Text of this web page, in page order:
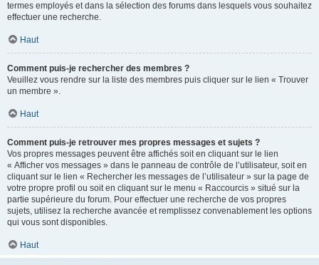
termes employés et dans la sélection des forums dans lesquels vous souhaitez
effectuer une recherche.
Haut
Comment puis-je rechercher des membres ?
Veuillez vous rendre sur la liste des membres puis cliquer sur le lien « Trouver
un membre ».
Haut
Comment puis-je retrouver mes propres messages et sujets ?
Vos propres messages peuvent être affichés soit en cliquant sur le lien
« Afficher vos messages » dans le panneau de contrôle de l’utilisateur, soit en
cliquant sur le lien « Rechercher les messages de l’utilisateur » sur la page de
votre propre profil ou soit en cliquant sur le menu « Raccourcis » situé sur la
partie supérieure du forum. Pour effectuer une recherche de vos propres
sujets, utilisez la recherche avancée et remplissez convenablement les options
qui vous sont disponibles.
Haut